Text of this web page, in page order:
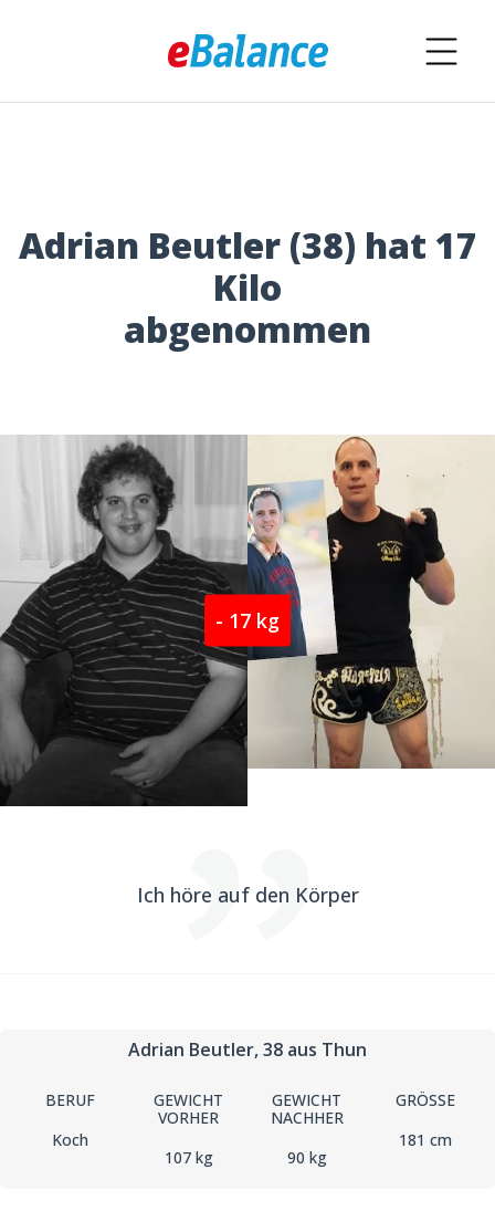
Adrian Beutler (38) hat 17
Kilo
abgenommen
- 17 kg
Ich höre auf den Körper
Adrian Beutler, 38 aus Thun
BERUF
Koch
GEWICHT
VORHER
107 kg
GEWICHT
NACHHER
90 kg
GRÖSSE
181 cm